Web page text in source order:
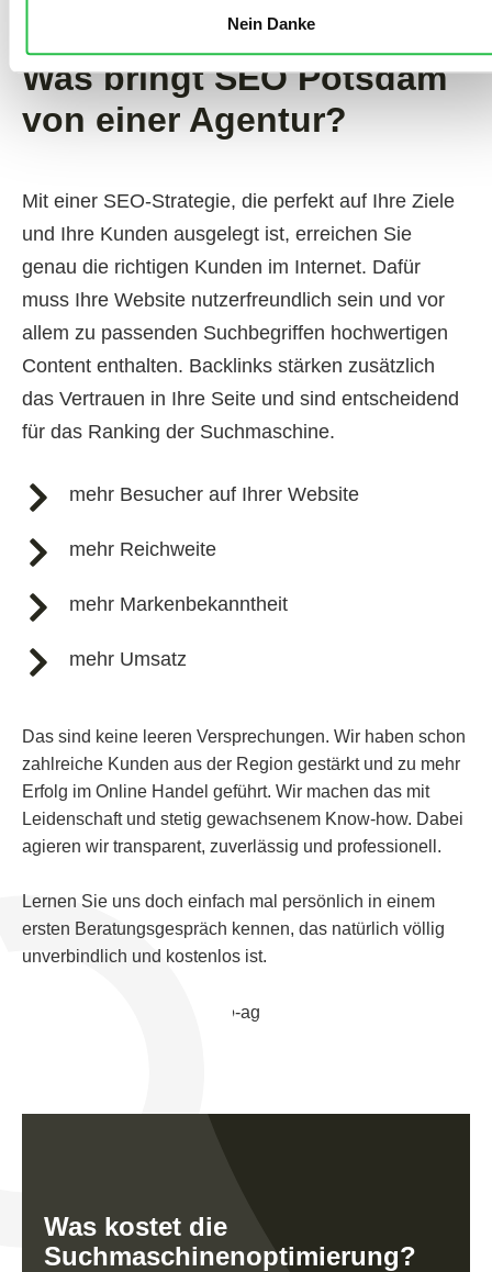
Nein Danke
Was bringt SEO Potsdam
von einer Agentur?
Mit einer SEO-Strategie, die perfekt auf Ihre Ziele
und Ihre Kunden ausgelegt ist, erreichen Sie
genau die richtigen Kunden im Internet. Dafür
muss Ihre Website nutzerfreundlich sein und vor
allem zu passenden Suchbegriffen hochwertigen
Content enthalten. Backlinks stärken zusätzlich
das Vertrauen in Ihre Seite und sind entscheidend
für das Ranking der Suchmaschine.
mehr Besucher auf Ihrer Website
mehr Reichweite
mehr Markenbekanntheit
mehr Umsatz
Das sind keine leeren Versprechungen. Wir haben schon
zahlreiche Kunden aus der Region gestärkt und zu mehr
Erfolg im Online Handel geführt. Wir machen das mit
Leidenschaft und stetig gewachsenem Know-how. Dabei
agieren wir transparent, zuverlässig und professionell.
Lernen Sie uns doch einfach mal persönlich in einem
ersten Beratungsgespräch kennen, das natürlich völlig
unverbindlich und kostenlos ist.
Was kostet die
Such­ma­schi­nen­op­ti­mie­rung?